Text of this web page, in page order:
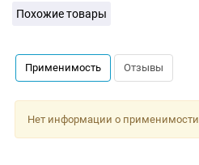
Похожие товары
Применимость Отзывы
Нет информации о применимости